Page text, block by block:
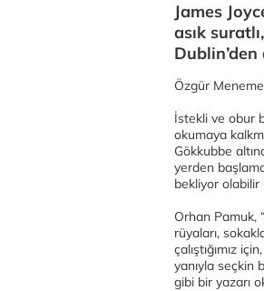
James
asık
Özgür
İstekli ve obur
okumaya
Gökkubbe
yerden
bekliyor
Orhan Pamuk,
rüyaları,
çalıştığımız
yanıyla seçkin
gibi bir yazarı